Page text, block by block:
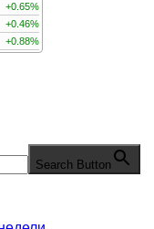
+0.65%
+0.46%
+0.88%
Search Button